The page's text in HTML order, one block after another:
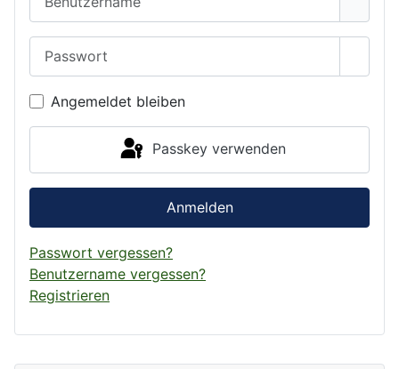
Angemeldet bleiben
Passkey verwenden
Anmelden
Passwort vergessen?
Benutzername vergessen?
Registrieren